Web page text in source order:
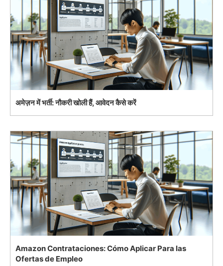
अमेज़न में भर्ती: नौकरी खोली हैं, आवेदन कैसे करें
Amazon Contrataciones: Cómo Aplicar Para las
Ofertas de Empleo